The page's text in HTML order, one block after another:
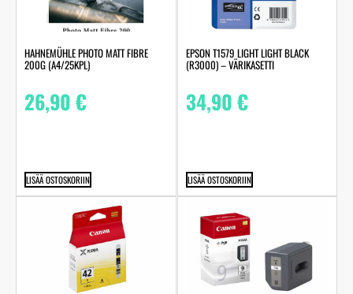
HAHNEMÜHLE PHOTO MATT FIBRE
200G (A4/25KPL)
26,90€
LISÄÄ OSTOSKORIIN
EPSON T1579 LIGHT LIGHT BLACK
(R3000) – VÄRIKASETTI
34,90€
LISÄÄ OSTOSKORIIN